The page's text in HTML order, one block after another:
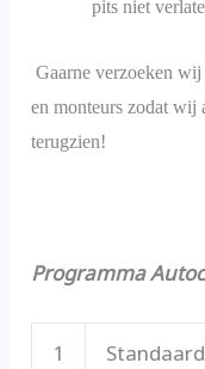
pits niet
Gaarne verzoeken
en monteurs zodat wij
terugzien!
Programma
1 Standaard